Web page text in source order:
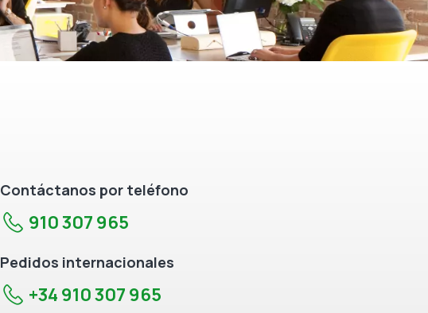
Contáctanos por teléfono
910 307 965
Pedidos internacionales
+34 910 307 965